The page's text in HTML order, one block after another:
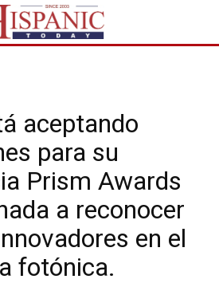
aceptando
para su
Prism Awards
a reconocer
en el
fotónica.